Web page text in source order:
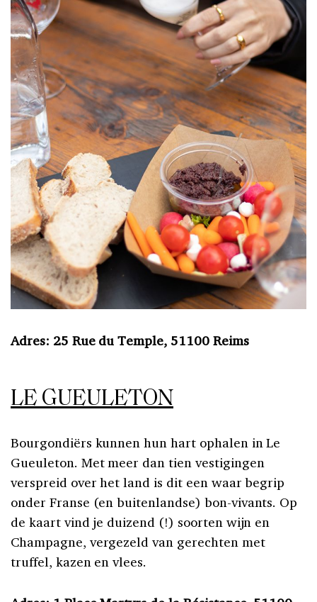
Adres: 25 Rue du Temple, 51100 Reims
LE GUEULETON
Bourgondiërs kunnen hun hart ophalen in Le
Gueuleton. Met meer dan tien vestigingen
verspreid over het land is dit een waar begrip
onder Franse (en buitenlandse) bon-vivants. Op
de kaart vind je duizend (!) soorten wijn en
Champagne, vergezeld van gerechten met
truffel, kazen en vlees.